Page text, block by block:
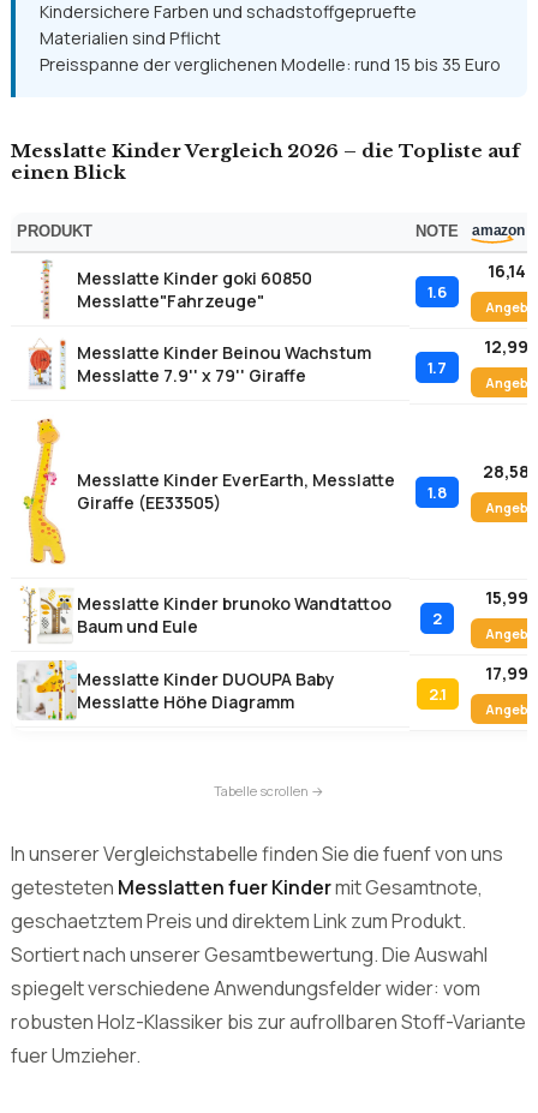
Messlatte Kinder Vergleich 2026 – die Topliste auf
einen Blick
Messlatte Kinder goki 60850
Messlatte"Fahrzeuge"
1.6
Messlatte 7.9'' x 79'' Giraffe
1.7
Messlatte Kinder EverEarth, Messlatte
Giraffe (EE33505)
1.8
Baum und Eule
2
In unserer Vergleichstabelle finden Sie die fuenf von uns
geschaetztem Preis und direktem Link zum Produkt.
spiegelt verschiedene Anwendungsfelder wider: vom
robusten Holz-Klassiker bis zur aufrollbaren Stoff-Variante
fuer Umzieher.
Unsere Auszeichnungen im Messlatten-Vergleich
2026
AlsVergleichssieger